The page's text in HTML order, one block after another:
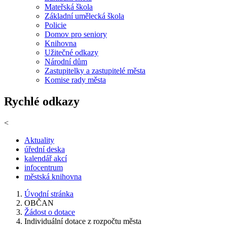
Mateřská škola
Základní umělecká škola
Policie
Domov pro seniory
Knihovna
Užitečné odkazy
Národní dům
Zastupitelky a zastupitelé města
Komise rady města
Rychlé odkazy
<
Aktuality
úřední deska
kalendář akcí
infocentrum
městská knihovna
Úvodní stránka
OBČAN
Žádost o dotace
Individuální dotace z rozpočtu města